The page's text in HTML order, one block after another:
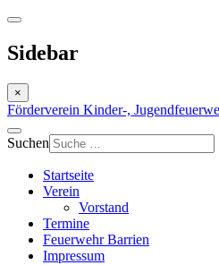
Sidebar
×
Förderverein Kinder-,
Suchen
Startseite
Verein
Vorstand
Termine
Feuerwehr Barrien
Impressum